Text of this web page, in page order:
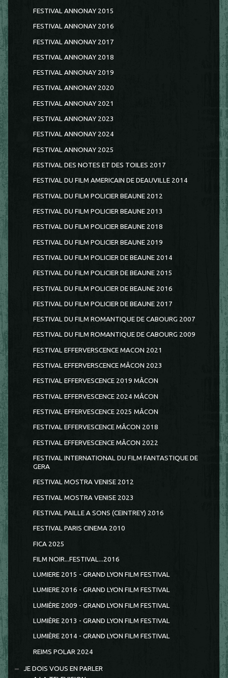
FESTIVAL ANNONAY 2015
FESTIVAL ANNONAY 2016
FESTIVAL ANNONAY 2017
FESTIVAL ANNONAY 2018
FESTIVAL ANNONAY 2019
FESTIVAL ANNONAY 2020
FESTIVAL ANNONAY 2021
FESTIVAL ANNONAY 2023
FESTIVAL ANNONAY 2024
FESTIVAL ANNONAY 2025
FESTIVAL DES NOTES ET DES TOILES 2017
FESTIVAL DU FILM AMERICAIN DE DEAUVILLE 2014
FESTIVAL DU FILM POLICIER BEAUNE 2012
FESTIVAL DU FILM POLICIER BEAUNE 2013
FESTIVAL DU FILM POLICIER BEAUNE 2018
FESTIVAL DU FILM POLICIER BEAUNE 2019
FESTIVAL DU FILM POLICIER DE BEAUNE 2014
FESTIVAL DU FILM POLICIER DE BEAUNE 2015
FESTIVAL DU FILM POLICIER DE BEAUNE 2016
FESTIVAL DU FILM POLICIER DE BEAUNE 2017
FESTIVAL DU FILM ROMANTIQUE DE CABOURG 2007
FESTIVAL DU FILM ROMANTIQUE DE CABOURG 2009
FESTIVAL EFFERVERSCENCE MACON 2021
FESTIVAL EFFERVERSCENCE MÂCON 2023
FESTIVAL EFFERVESCENCE 2019 MÂCON
FESTIVAL EFFERVESCENCE 2024 MÂCON
FESTIVAL EFFERVESCENCE 2025 MÂCON
FESTIVAL EFFERVESCENCE MÂCON 2018
FESTIVAL EFFERVESCENCE MÂCON 2022
FESTIVAL INTERNATIONAL DU FILM FANTASTIQUE DE
GERA
FESTIVAL MOSTRA VENISE 2012
FESTIVAL MOSTRA VENISE 2023
FESTIVAL PAILLE A SONS (CEINTREY) 2016
FESTIVAL PARIS CINEMA 2010
FICA 2025
FILM NOIR...FESTIVAL...2016
LUMIERE 2015 - GRAND LYON FILM FESTIVAL
LUMIERE 2016 - GRAND LYON FILM FESTIVAL
LUMIÈRE 2009 - GRAND LYON FILM FESTIVAL
LUMIÈRE 2013 - GRAND LYON FILM FESTIVAL
LUMIÈRE 2014 - GRAND LYON FILM FESTIVAL
REIMS POLAR 2024
JE DOIS VOUS EN PARLER